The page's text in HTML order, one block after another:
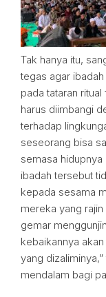
Tak hanya itu,
tegas agar
pada tataran
harus diimbangi
terhadap
seseorang bisa
semasa hidupnya
ibadah tersebut
kepada sesama
mereka yang
gemar
kebaikannya
yang
mendalam bagi